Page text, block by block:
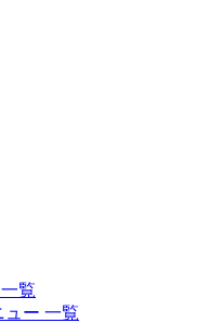
覧
ュー 一覧